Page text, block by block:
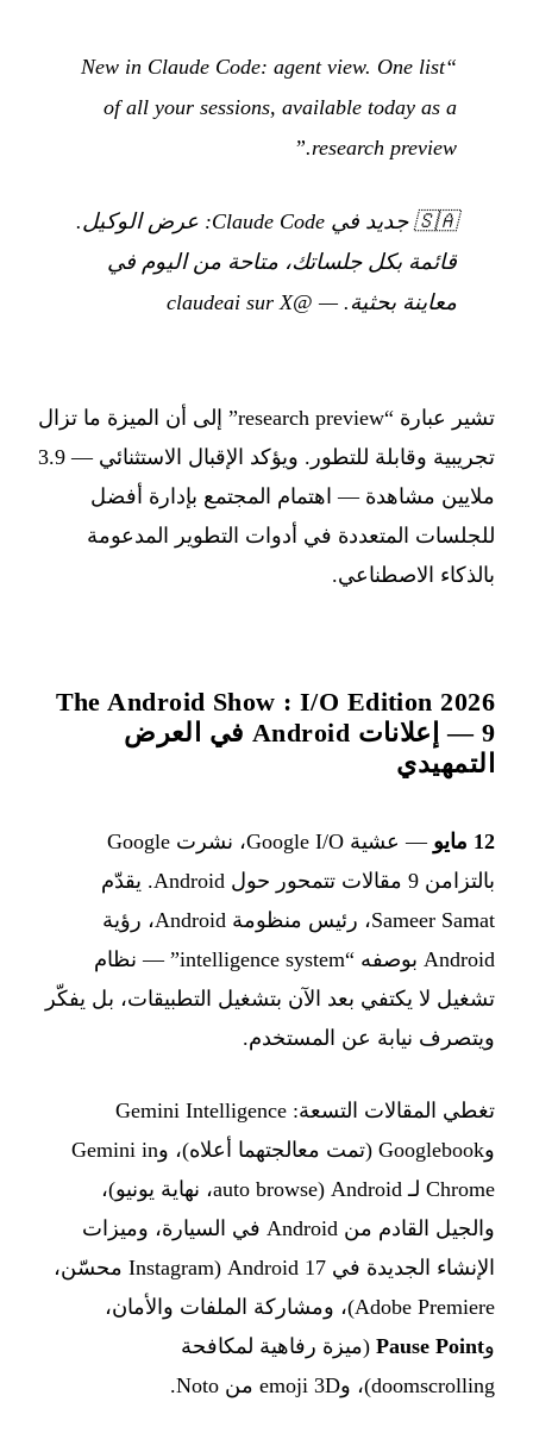
“New in Claude Code: agent view. One list
of all your sessions, available today as a
research preview.”
🇸🇦
جديد في Claude Code: عرض الوكيل.
قائمة بكل جلساتك، متاحة من اليوم في
معاينة بحثية. —
@claudeai sur X
تشير عبارة “research preview” إلى أن الميزة ما تزال
تجريبية وقابلة للتطور. ويؤكد الإقبال الاستثنائي — 3.9
ملايين مشاهدة — اهتمام المجتمع بإدارة أفضل
للجلسات المتعددة في أدوات التطوير المدعومة
بالذكاء الاصطناعي.
The Android Show : I/O Edition 2026
— 9 إعلانات Android في العرض
التمهيدي
12 مايو
— عشية Google I/O، نشرت Google
بالتزامن 9 مقالات تتمحور حول Android. يقدّم
Sameer Samat، رئيس منظومة Android، رؤية
Android بوصفه “intelligence system” — نظام
تشغيل لا يكتفي بعد الآن بتشغيل التطبيقات، بل يفكّر
ويتصرف نيابة عن المستخدم.
تغطي المقالات التسعة: Gemini Intelligence
وGooglebook (تمت معالجتهما أعلاه)، وGemini in
Chrome لـ Android (auto browse، نهاية يونيو)،
والجيل القادم من Android في السيارة، وميزات
الإنشاء الجديدة في Android 17 (Instagram محسّن،
Adobe Premiere)، ومشاركة الملفات والأمان،
وPause Point (ميزة رفاهية لمكافحة
doomscrolling)، وemoji 3D من Noto.